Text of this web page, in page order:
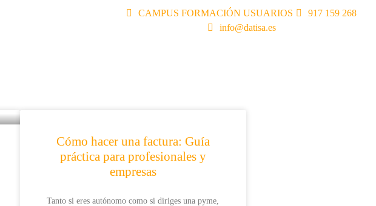
CAMPUS FORMACIÓN USUARIOS
917 159 268
info@datisa.es
Cómo hacer una factura: Guía
práctica para profesionales y
empresas
Tanto si eres autónomo como si diriges una pyme,